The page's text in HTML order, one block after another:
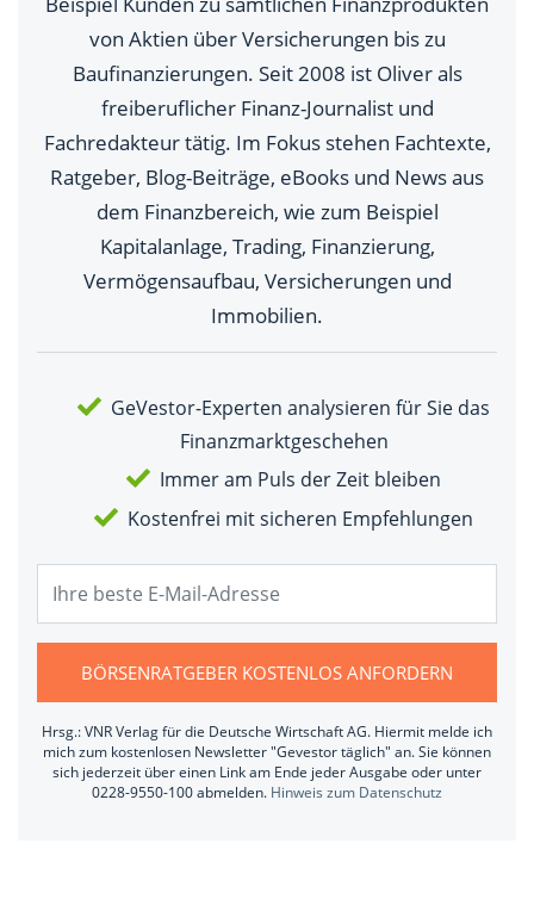
von Aktien über Versicherungen bis zu
Baufinanzierungen. Seit 2008 ist Oliver als
freiberuflicher Finanz-Journalist und
Fachredakteur tätig. Im Fokus stehen Fachtexte,
Ratgeber, Blog-Beiträge, eBooks und News aus
dem Finanzbereich, wie zum Beispiel
Kapitalanlage, Trading, Finanzierung,
Vermögensaufbau, Versicherungen und
Immobilien.
GeVestor-Experten analysieren für Sie das
Finanzmarktgeschehen
Immer am Puls der Zeit bleiben
Kostenfrei mit sicheren Empfehlungen
BÖRSENRATGEBER KOSTENLOS ANFORDERN
Hrsg.: VNR Verlag für die Deutsche Wirtschaft AG. Hiermit melde ich
mich zum kostenlosen Newsletter "Gevestor täglich" an. Sie können
sich jederzeit über einen Link am Ende jeder Ausgabe oder unter
0228-9550-100 abmelden. Hinweis zum Datenschutz